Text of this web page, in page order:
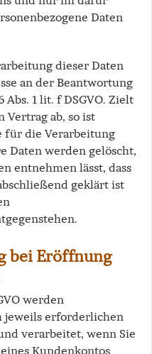
Daten
dieser Daten
an der Beantwortung
1 lit. f DSGVO. Zielt
ab, so ist
für die Verarbeitung
Daten werden gelöscht,
entnehmen lässt, dass
geklärt ist
bei Eröffnung
werden
jeweils erforderlichen
verarbeitet, wenn Sie
Kundenkontos